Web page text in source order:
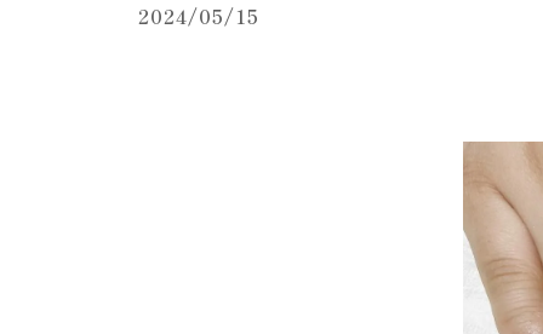
2024/05/15